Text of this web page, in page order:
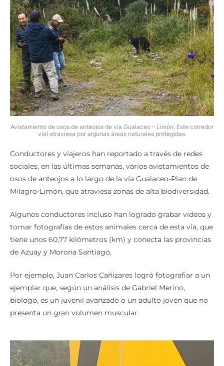
Avistamiento de osos de anteojos de vía Gualaceo – Limón. Este corredor
vial atraviesa por algunas áreas naturales protegidas.
Conductores y viajeros han reportado a través de redes
sociales, en las últimas semanas, varios avistamientos de
osos de anteojos a lo largo de la vía Gualaceo-Plan de
Milagro-Limón, que atraviesa zonas de alta biodiversidad.
Algunos conductores incluso han logrado grabar videos y
tomar fotografías de estos animales cerca de esta vía, que
tiene unos 60,77 kilómetros (km) y conecta las provincias
de Azuay y Morona Santiago.
Por ejemplo, Juan Carlos Cañizares logró fotografiar a un
ejemplar que, según un análisis de Gabriel Merino,
biólogo, es un juvenil avanzado o un adulto joven que no
presenta un gran volumen muscular.